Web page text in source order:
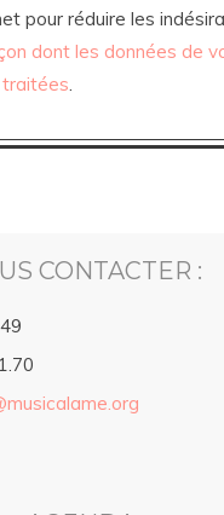
pour réduire les
dont les données de
.
CONTACTER :